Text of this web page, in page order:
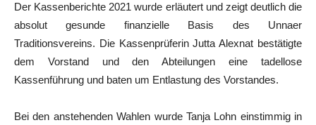
Der Kassenberichte 2021 wurde erläutert und zeigt deutlich die
absolut gesunde finanzielle Basis des Unnaer
Traditionsvereins. Die Kassenprüferin Jutta Alexnat bestätigte
dem Vorstand und den Abteilungen eine tadellose
Kassenführung und baten um Entlastung des Vorstandes.
Bei den anstehenden Wahlen wurde Tanja Lohn einstimmig in